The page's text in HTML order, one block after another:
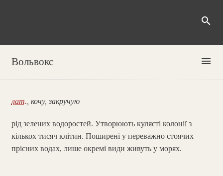
search
Вольвокс menu
лат. , кочу, закручую
рід зелених водоростей. Утворюють кулясті колонії з
кількох тисяч клітин. Поширені у переважно стоячих
прісних водах, лише окремі види живуть у морях.